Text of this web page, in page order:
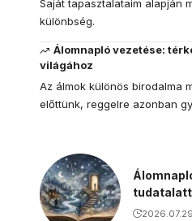
Saját tapasztalataim alapján
különbség.
Álomnapló vezetése:
világához
Az álmok különös birodalma
előttünk, reggelre azonban